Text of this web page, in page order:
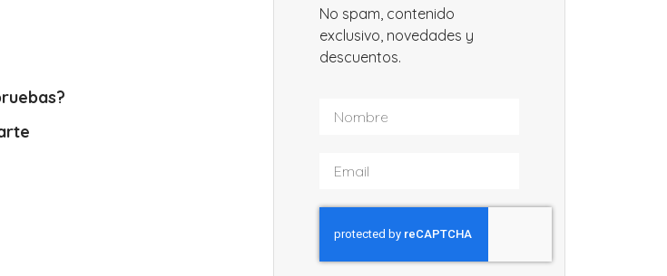
No spam, contenido
exclusivo, novedades y
descuentos.